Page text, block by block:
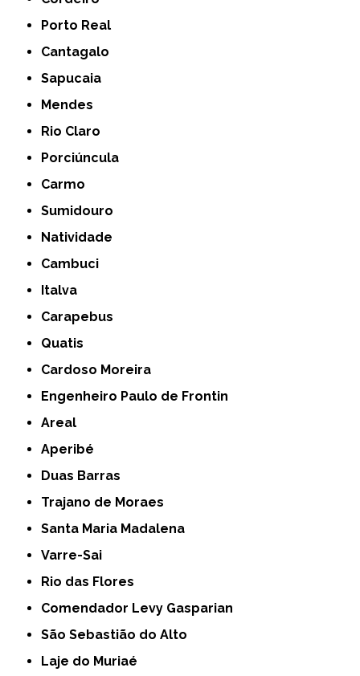
Porto Real
Cantagalo
Sapucaia
Mendes
Rio Claro
Porciúncula
Carmo
Sumidouro
Natividade
Cambuci
Italva
Carapebus
Quatis
Cardoso Moreira
Engenheiro Paulo de Frontin
Areal
Aperibé
Duas Barras
Trajano de Moraes
Santa Maria Madalena
Varre-Sai
Rio das Flores
Comendador Levy Gasparian
São Sebastião do Alto
Laje do Muriaé